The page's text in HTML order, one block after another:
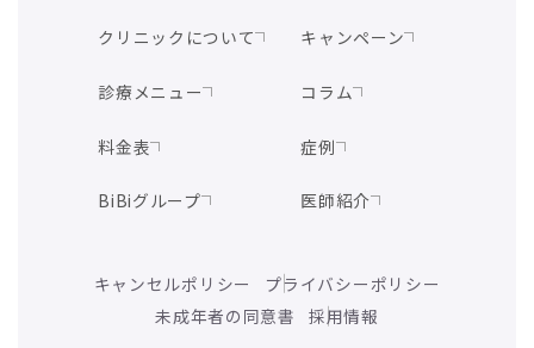
クリニックについて
診療メニュー
料金表
BiBiグループ
キャンペーン
コラム
症例
医師紹介
キャンセルポリシー
プライバシーポリシー
未成年者の同意書
採用情報